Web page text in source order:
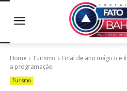
Home Turismo
Final de ano mágico e
a programação
Turismo